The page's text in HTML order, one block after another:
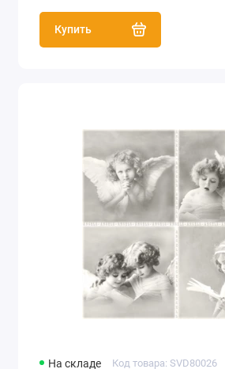
Купить
На складе Код товара: SVD80026